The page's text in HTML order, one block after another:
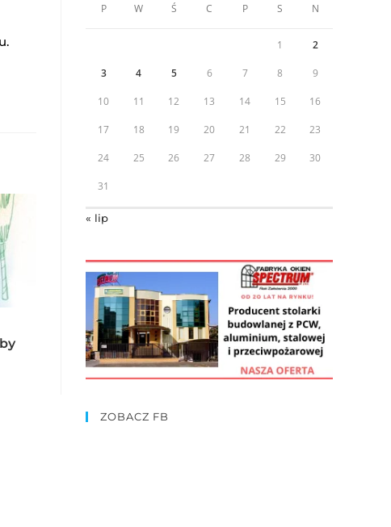
P W Ś C P S N
1 2
3 4 5 6 7 8 9
10 11 12 13 14 15 16
17 18 19 20 21 22 23
24 25 26 27 28 29 30
31
« lip
ZOBACZ FB